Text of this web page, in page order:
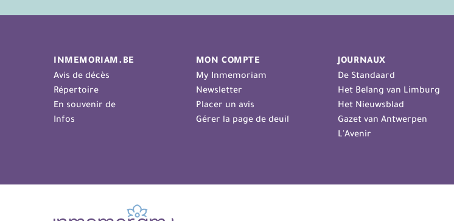
INMEMORIAM.BE
Avis de décès
Répertoire
En souvenir de
Infos
MON COMPTE
My Inmemoriam
Newsletter
Placer un avis
Gérer la page de deuil
JOURNAUX
De Standaard
Het Belang van Limburg
Het Nieuwsblad
Gazet van Antwerpen
L'Avenir